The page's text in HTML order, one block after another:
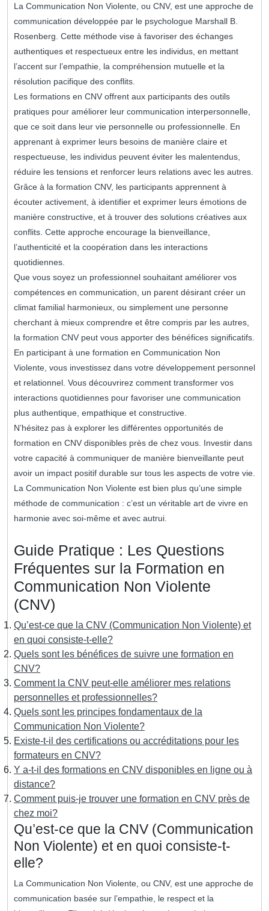
La Communication Non Violente, ou CNV, est une approche de
communication développée par le psychologue Marshall B.
Rosenberg. Cette méthode vise à favoriser des échanges
authentiques et respectueux entre les individus, en mettant
l’accent sur l’empathie, la compréhension mutuelle et la
résolution pacifique des conflits.
Les formations en CNV offrent aux participants des outils
pratiques pour améliorer leur communication interpersonnelle,
que ce soit dans leur vie personnelle ou professionnelle. En
apprenant à exprimer leurs besoins de manière claire et
respectueuse, les individus peuvent éviter les malentendus,
réduire les tensions et renforcer leurs relations avec les autres.
Grâce à la formation CNV, les participants apprennent à
écouter activement, à identifier et exprimer leurs émotions de
manière constructive, et à trouver des solutions créatives aux
conflits. Cette approche encourage la bienveillance,
l’authenticité et la coopération dans les interactions
quotidiennes.
Que vous soyez un professionnel souhaitant améliorer vos
compétences en communication, un parent désirant créer un
climat familial harmonieux, ou simplement une personne
cherchant à mieux comprendre et être compris par les autres,
la formation CNV peut vous apporter des bénéfices significatifs.
En participant à une formation en Communication Non
Violente, vous investissez dans votre développement personnel
et relationnel. Vous découvrirez comment transformer vos
interactions quotidiennes pour favoriser une communication
plus authentique, empathique et constructive.
N’hésitez pas à explorer les différentes opportunités de
formation en CNV disponibles près de chez vous. Investir dans
votre capacité à communiquer de manière bienveillante peut
avoir un impact positif durable sur tous les aspects de votre vie.
La Communication Non Violente est bien plus qu’une simple
méthode de communication : c’est un véritable art de vivre en
harmonie avec soi-même et avec autrui.
Guide Pratique : Les Questions
Fréquentes sur la Formation en
Communication Non Violente
(CNV)
Qu’est-ce que la CNV (Communication Non Violente) et
en quoi consiste-t-elle?
Quels sont les bénéfices de suivre une formation en
CNV?
Comment la CNV peut-elle améliorer mes relations
personnelles et professionnelles?
Quels sont les principes fondamentaux de la
Communication Non Violente?
Existe-t-il des certifications ou accréditations pour les
formateurs en CNV?
Y a-t-il des formations en CNV disponibles en ligne ou à
distance?
Comment puis-je trouver une formation en CNV près de
chez moi?
Qu’est-ce que la CNV (Communication
Non Violente) et en quoi consiste-t-
elle?
La Communication Non Violente, ou CNV, est une approche de
communication basée sur l’empathie, le respect et la